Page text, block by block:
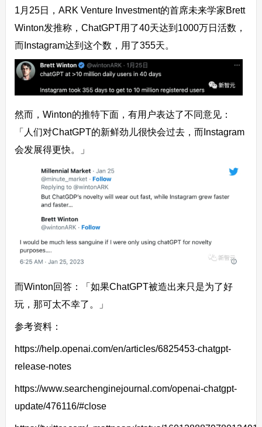
1月25日，ARK Venture Investment的首席未来学家Brett
Winton发推称，ChatGPT用了40天达到1000万日活数，
而Instagram达到这个数，用了355天。
然而，Winton的推特下面，有用户表达了不同意见：
「人们对ChatGPT的新鲜劲儿很快会过去，而Instagram
会发展得更快。」
而Winton回答：「如果ChatGPT被造出来只是为了好
玩，那可太不幸了。」
参考资料：
https://help.openai.com/en/articles/6825453-chatgpt-
release-notes
https://www.searchenginejournal.com/openai-chatgpt-
update/476116/#close